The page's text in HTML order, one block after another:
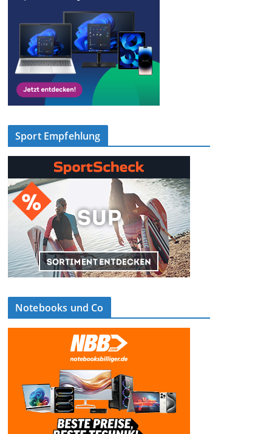
Sport Empfehlung
Notebooks und Co